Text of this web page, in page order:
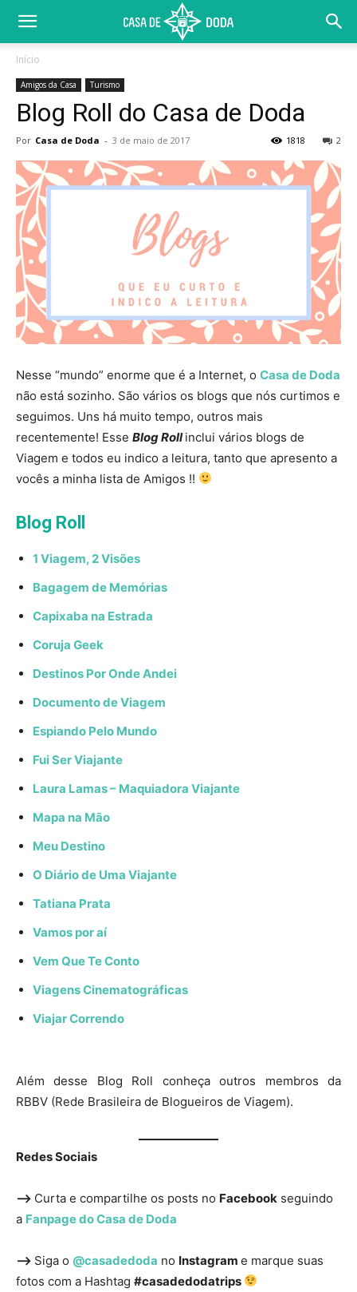
Início
Amigos da Casa Turismo
Blog Roll do Casa de Doda
Por Casa de Doda - 3 de maio de 2017 2
1818
Nesse “mundo” enorme que é a Internet, o Casa de Doda
não está sozinho. São vários os blogs que nós curtimos e
seguimos. Uns há muito tempo, outros mais
recentemente! Esse Blog Roll inclui vários blogs de
Viagem e todos eu indico a leitura, tanto que apresento a
vocês a minha lista de Amigos !!
Blog Roll
1 Viagem, 2 Visões
Bagagem de Memórias
Capixaba na Estrada
Coruja Geek
Destinos Por Onde Andei
Documento de Viagem
Espiando Pelo Mundo
Fui Ser Viajante
Laura Lamas – Maquiadora Viajante
Mapa na Mão
Meu Destino
O Diário de Uma Viajante
Tatiana Prata
Vamos por aí
Vem Que Te Conto
Viagens Cinematográficas
Viajar Correndo
Além desse Blog Roll conheça outros membros da
RBBV (Rede Brasileira de Blogueiros de Viagem).
Redes Sociais
—> Curta e compartilhe os posts no Facebook seguindo
a Fanpage do Casa de Doda
—> Siga o @casadedoda no Instagram e marque suas
fotos com a Hashtag #casadedodatrips